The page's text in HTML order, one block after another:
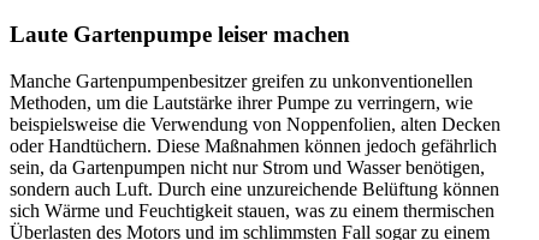
Laute Gartenpumpe leiser machen
Manche Gartenpumpenbesitzer greifen zu unkonventionellen
Methoden, um die Lautstärke ihrer Pumpe zu verringern, wie
beispielsweise die Verwendung von Noppenfolien, alten Decken
oder Handtüchern. Diese Maßnahmen können jedoch gefährlich
sein, da Gartenpumpen nicht nur Strom und Wasser benötigen,
sondern auch Luft. Durch eine unzureichende Belüftung können
sich Wärme und Feuchtigkeit stauen, was zu einem thermischen
Überlasten des Motors und im schlimmsten Fall sogar zu einem